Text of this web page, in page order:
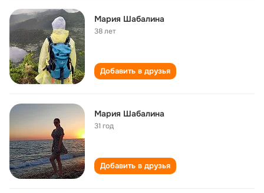
Мария Шабалина
38 лет
Добавить в друзья
Мария Шабалина
31 год
Добавить в друзья